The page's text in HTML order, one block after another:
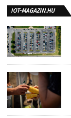
IOT-MAGAZIN.HU